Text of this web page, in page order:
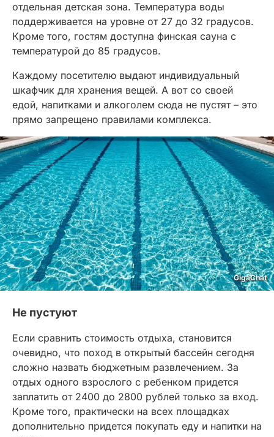
отдельная детская зона. Температура воды
поддерживается на уровне от 27 до 32 градусов.
Кроме того, гостям доступна финская сауна с
температурой до 85 градусов.
Каждому посетителю выдают индивидуальный
шкафчик для хранения вещей. А вот со своей
едой, напитками и алкоголем сюда не пустят – это
прямо запрещено правилами комплекса.
GigaChat
Не пустуют
Если сравнить стоимость отдыха, становится
очевидно, что поход в открытый бассейн сегодня
сложно назвать бюджетным развлечением. За
отдых одного взрослого с ребенком придется
заплатить от 2400 до 2800 рублей только за вход.
Кроме того, практически на всех площадках
дополнительно придется покупать еду и напитки на